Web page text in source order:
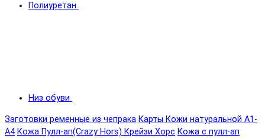
Полиуретан
Низ обуви
Заготовки ременные из чепрака Карты Кожи натуральной А1-
А4 Кожа Пулл-ап(Crazy Hors) Крейзи Хорс Кожа с пулл-ап